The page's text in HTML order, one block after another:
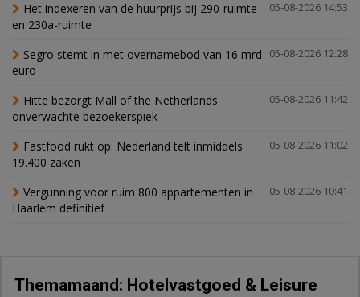
05-08-2026 14:53
Het indexeren van de huurprijs bij 290-ruimte
en 230a-ruimte
05-08-2026 12:28
Segro stemt in met overnamebod van 16 mrd
euro
05-08-2026 11:42
Hitte bezorgt Mall of the Netherlands
onverwachte bezoekerspiek
05-08-2026 11:02
Fastfood rukt op: Nederland telt inmiddels
19.400 zaken
05-08-2026 10:41
Vergunning voor ruim 800 appartementen in
Haarlem definitief
Themamaand: Hotelvastgoed & Leisure